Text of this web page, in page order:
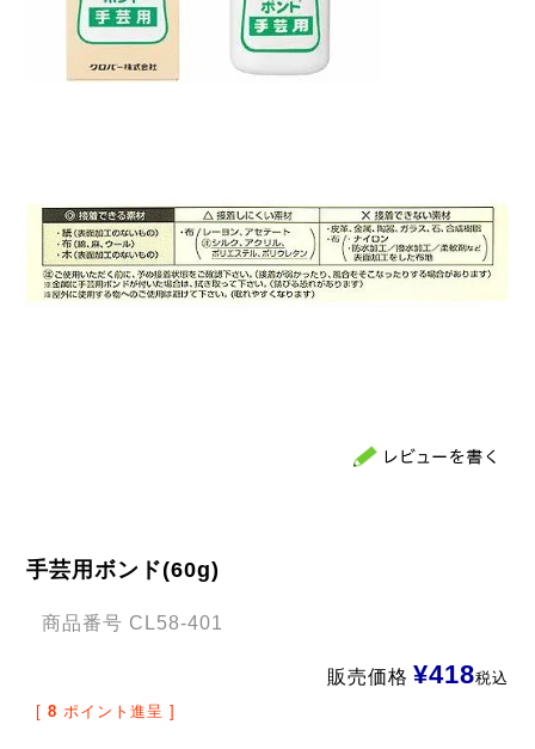
手芸用ボンド(60g)
商品番号 CL58-401
販売価格 ¥418税込
[ 8 ポイント進呈 ]